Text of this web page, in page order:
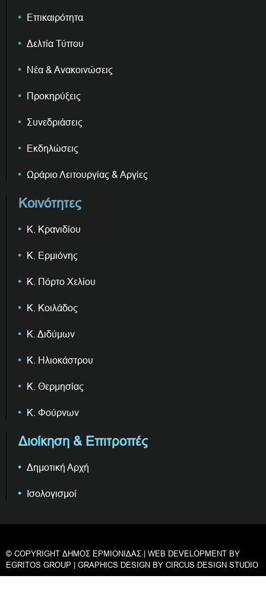
Επικαιρότητα
Δελτία Τύπου
Νέα & Ανακοινώσεις
Προκηρύξεις
Συνεδριάσεις
Εκδηλώσεις
Ωράριο Λειτουργίας & Αργίες
Κοινότητες
Κ. Κρανιδίου
Κ. Ερμιόνης
Κ. Πόρτο Χελίου
Κ. Κοιλάδος
Κ. Διδύμων
Κ. Ηλιοκάστρου
Κ. Θερμησίας
Κ. Φούρνων
Διοίκηση & Επιτροπές
Δημοτική Αρχή
Ισολογισμοί
© COPYRIGHT ΔΗΜΟΣ ΕΡΜΙΟΝΙΔΑΣ | WEB DEVELOPMENT BY
EGRITOS GROUP | GRAPHICS DESIGN BY CIRCUS DESIGN STUDIO